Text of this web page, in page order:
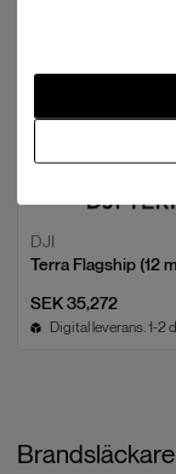
DJI
Terra Flagship (12
SEK 35,272
Brandsläckare